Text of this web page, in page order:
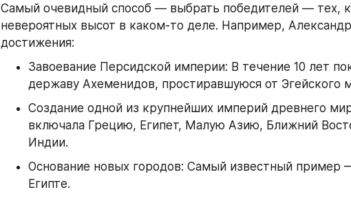
Самый очевидный способ — выбрать победителей — тех,
невероятных высот в каком-то деле. Например,
достижения:
Завоевание Персидской империи: В течение 10 лет
державу Ахеменидов, простиравшуюся от Эгейского
Создание одной из крупнейших империй древнего
включала Грецию, Египет, Малую Азию, Ближний
Индии.
Основание новых городов: Самый известный пример
Египте.